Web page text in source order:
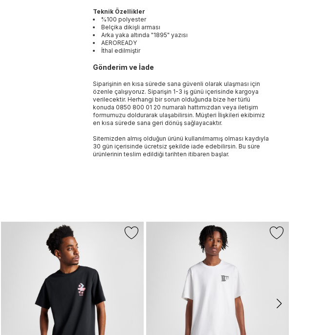
Teknik Özellikler
%100 polyester
Belçika dikişli arması
Arka yaka altında "1895" yazısı
AEROREADY
İthal edilmiştir
Gönderim ve İade
Siparişinin en kısa sürede sana güvenli olarak ulaşması için
özenle çalışıyoruz. Siparişin 1-3 iş günü içerisinde kargoya
verilecektir. Herhangi bir sorun olduğunda bize her türlü
konuda 0850 800 01 20 numaralı hattımızdan veya iletişim
formumuzu doldurarak ulaşabilirsin. Müşteri İlişkileri ekibimiz
en kısa sürede sana geri dönüş sağlayacaktır.
Sitemizden almış olduğun ürünü kullanılmamış olması kaydıyla
30 gün içerisinde ücretsiz şekilde iade edebilirsin. Bu süre
ürünlerinin teslim edildiği tarihten itibaren başlar.